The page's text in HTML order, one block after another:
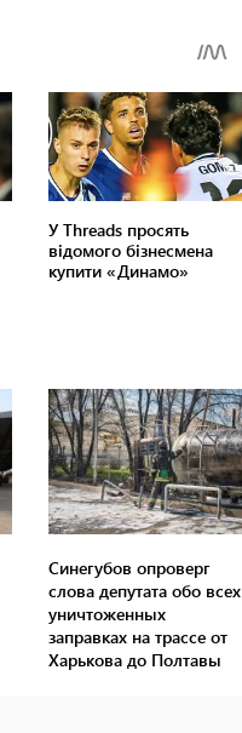
Синегубов опроверг
слова депутата обо всех
уничтоженных
заправках на трассе от
Харькова до Полтавы